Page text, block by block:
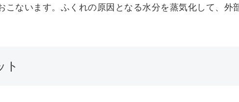
こないます。ふくれの原因となる水分を蒸気化して、外
ト